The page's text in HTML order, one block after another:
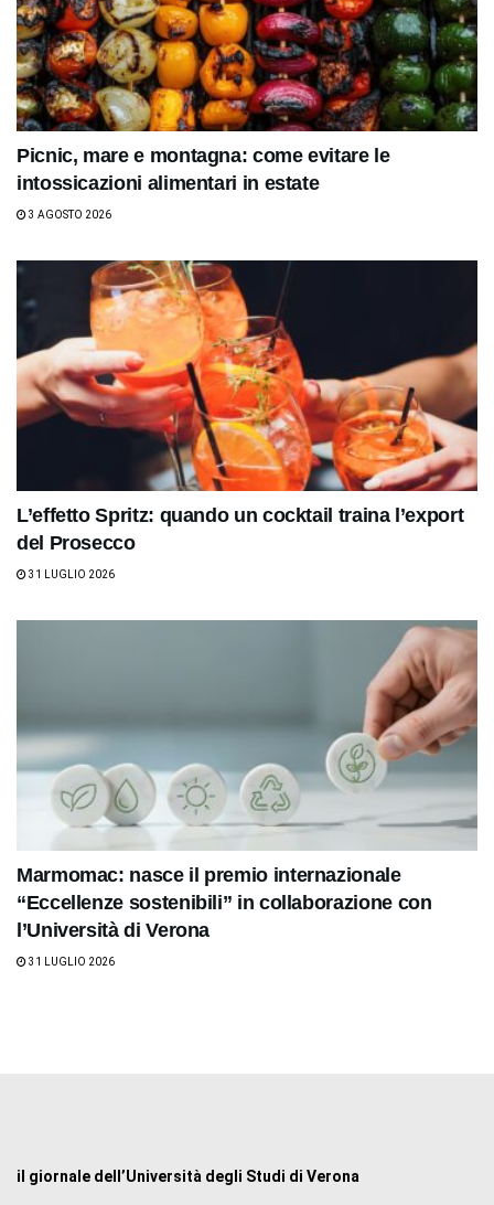
Picnic, mare e montagna: come evitare le
intossicazioni alimentari in estate
3 AGOSTO 2026
L’effetto Spritz: quando un cocktail traina l’export
del Prosecco
31 LUGLIO 2026
Marmomac: nasce il premio internazionale
“Eccellenze sostenibili” in collaborazione con
l’Università di Verona
31 LUGLIO 2026
il giornale dell’Università degli Studi di Verona